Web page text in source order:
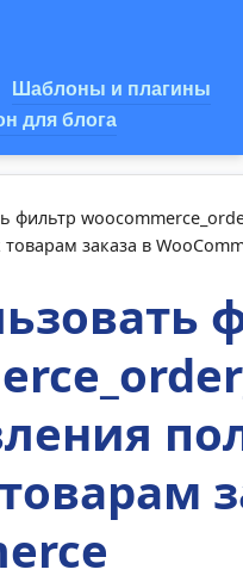
Шаблоны и плагины
для блога
фильтр
заказа в